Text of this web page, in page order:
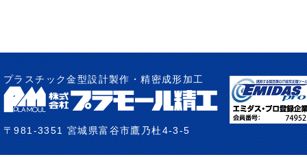
プラスチック金型設計製作・精密成形加工
〒981-3351 宮城県富谷市鷹乃杜4-3-5